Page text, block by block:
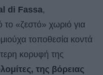
di Fassa,
«ζεστό» χωριό για
τοποθεσία κοντά
κορυφή της
της βόρειας